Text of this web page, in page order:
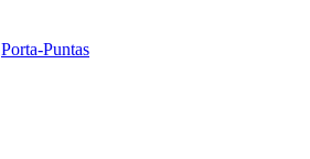
Porta-Puntas